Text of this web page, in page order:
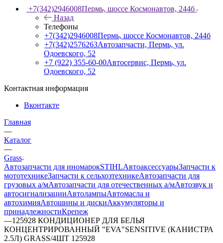
+7(342)2946008Пермь, шоссе Космонавтов, 244б
Назад
Телефоны
+7(342)2946008Пермь, шоссе Космонавтов, 244б
+7(342)2576263Автозапчасти, Пермь, ул.
Одоевского, 52
+7 (922) 355-60-00Автосервис, Пермь, ул.
Одоевского, 52
Контактная информация
Вконтакте
Главная
—
Каталог
—
Grass
Автозапчасти для иномарокSTIHLАвтоаксессуарыЗапчасти к
мототехникеЗапчасти к сельхозтехникеАвтозапчасти для
грузовых а/мАвтозапчасти для отечественных а/мАвтозвук и
автосигнализацииАвтолампыАвтомасла и
автохимияАвтошины и дискиАккумуляторы и
принадлежностиКрепеж
—125928 КОНДИЦИОНЕР ДЛЯ БЕЛЬЯ
КОНЦЕНТРИРОВАННЫЙ "EVA"SENSITIVE (КАНИСТРА
2.5Л) GRASS/4ШТ 125928